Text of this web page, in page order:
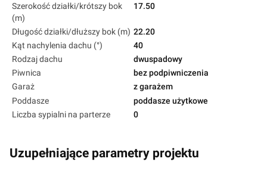
Szerokość działki/krótszy bok
(m)
17.50
Długość działki/dłuższy bok (m) 22.20
Kąt nachylenia dachu (°)
40
Rodzaj dachu
dwuspadowy
Piwnica
bez podpiwniczenia
Garaż
z garażem
Poddasze
poddasze użytkowe
Liczba sypialni na parterze
0
Uzupełniające parametry projektu